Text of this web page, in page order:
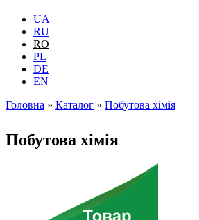
UA
RU
RO
PL
DE
EN
Головна » Каталог » Побутова хімія
Побутова хімія